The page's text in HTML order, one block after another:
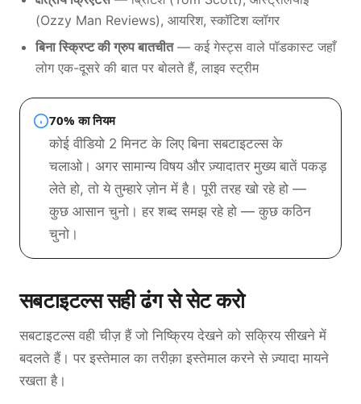
(Ozzy Man Reviews), आयरिश, स्कॉटिश व्लॉगर
बिना स्क्रिप्ट की ग्रुप बातचीत— कई गेस्ट्स वाले पॉडकास्ट जहाँ
लोग एक-दूसरे की बात पर बोलते हैं, लाइव स्ट्रीम
70% का नियम
कोई वीडियो 2 मिनट के लिए बिना सबटाइटल्स के
चलाओ। अगर सामान्य विषय और ज़्यादातर मुख्य बातें पकड़
लेते हो, तो ये तुम्हारे ज़ोन में है। पूरी तरह खो रहे हो —
कुछ आसान चुनो। हर शब्द समझ रहे हो — कुछ कठिन
चुनो।
सबटाइटल्स सही ढंग से सेट करो
सबटाइटल्स वही चीज़ हैं जो निष्क्रिय देखने को सक्रिय सीखने में
बदलते हैं। पर इस्तेमाल का तरीक़ा इस्तेमाल करने से ज़्यादा मायने
रखता है।